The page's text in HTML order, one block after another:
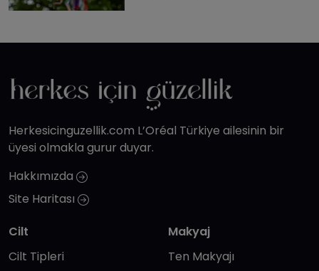
Herkesicinguzellik.com L’Oréal Türkiye ailesinin bir
üyesi olmakla gurur duyar.
Hakkımızda
Site Haritası
Cilt
Cilt Tipleri
Makyaj
Ten Makyajı